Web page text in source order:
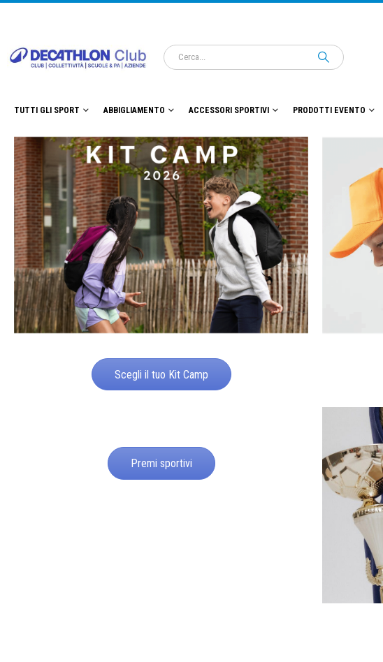
TUTTI GLI SPORT ABBIGLIAMENTO ACCESSORI SPORTIVI PRODOTTI EVENTO
Scegli il tuo Kit Camp
Premi sportivi